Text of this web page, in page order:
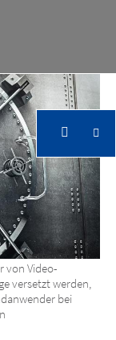
von Video-
versetzt werden,
bei